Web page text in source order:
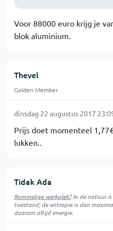
Voor 88000 euro krijg je
blok aluminium.
Thevel
Golden Member
dinsdag 22 augustus 2017
Prijs doet momenteel
lukken..
Tidak Ada
Rommelige werkplek?In de natuur is
toestand; de entropie is dan
daarom altijd energie.